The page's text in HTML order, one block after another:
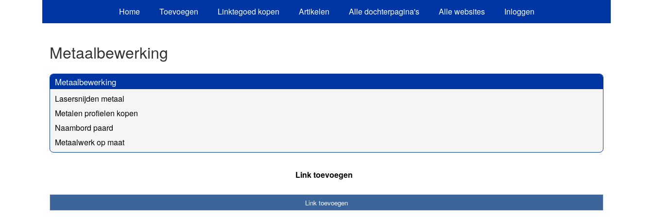
Home Toevoegen Linktegoed kopen Artikelen Alle dochterpagina's Alle websites Inloggen
Metaalbewerking
Metaalbewerking
Lasersnijden metaal
Metalen profielen kopen
Naambord paard
Metaalwerk op maat
Link toevoegen
Link toevoegen